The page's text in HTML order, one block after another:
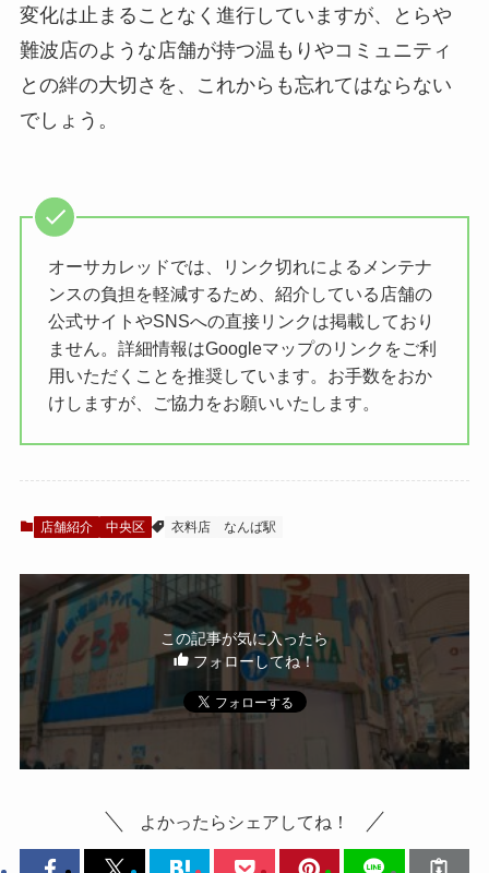
変化は止まることなく進行していますが、とらや
難波店のような店舗が持つ温もりやコミュニティ
との絆の大切さを、これからも忘れてはならない
でしょう。
オーサカレッドでは、リンク切れによるメンテナ
ンスの負担を軽減するため、紹介している店舗の
公式サイトやSNSへの直接リンクは掲載しており
ません。詳細情報はGoogleマップのリンクをご利
用いただくことを推奨しています。お手数をおか
けしますが、ご協力をお願いいたします。
店舗紹介 中央区 衣料店 なんば駅
この記事が気に入ったら
フォローしてね！
よかったらシェアしてね！